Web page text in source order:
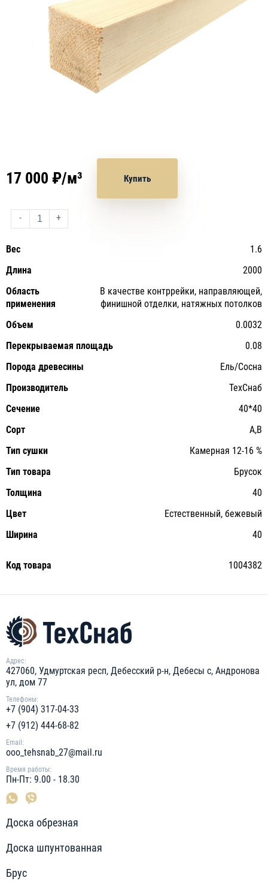
17 000 ₽/м³ Купить
- +
Вес
1.6
Длина
2000
Область
применения
В качестве контррейки, направляющей,
финишной отделки, натяжных потолков
Объем
0.0032
Перекрываемая площадь
0.08
Порода древесины
Ель/Сосна
Производитель
ТехСнаб
Сечение
40*40
Сорт
A,B
Тип сушки
Камерная 12-16 %
Тип товара
Брусок
Толщина
40
Цвет
Естественный, бежевый
Ширина
40
Код товара 1004382
Адрес:
427060, Удмуртская респ, Дебесский р-н, Дебесы с, Андронова
ул, дом 77
Телефоны:
+7 (904) 317-04-33
+7 (912) 444-68-82
Email:
ooo_tehsnab_27@mail.ru
Время работы:
Пн-Пт: 9.00 - 18.30
Доска обрезная
Доска шпунтованная
Брус